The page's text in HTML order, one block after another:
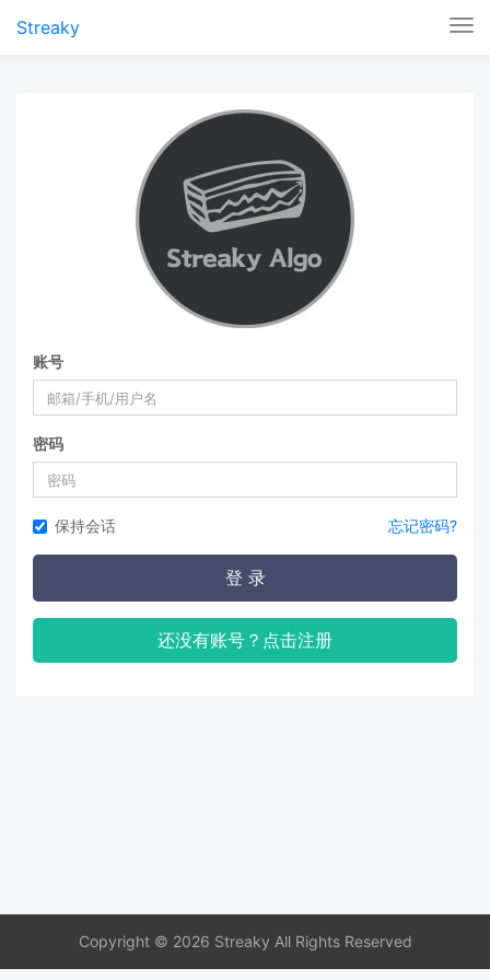
Streaky
账号
密码
保持会话 忘记密码?
登 录
还没有账号？点击注册
Copyright © 2026 Streaky All Rights Reserved